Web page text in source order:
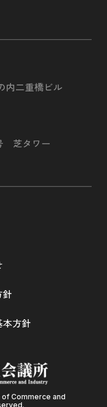
内二重橋ビル
芝タワー
Commerce and
針
方針